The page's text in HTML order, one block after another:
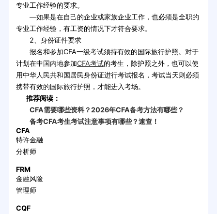
专业工作经验的要求。
—如果是在自己的企业或家族企业工作，也必须是全职的
专业工作经验，有工资的情况下才符合要求。
2、身份证件要求
报名和参加CFA一级考试须持有效的国际旅行护照。对于
计划在中国内地参加CFA考试的考生，除护照之外，也可以使
用中华人民共和国居民身份证进行考试报名，考试当天则必须
携带有效的国际旅行护照，才能进入考场。
推荐阅读：
CFA需要哪些资料？2026年CFA备考方法有哪些？
备考CFA考生考试注意事项有哪些？速查！
CFA
特许金融
分析师
FRM
金融风险
管理师
CQF